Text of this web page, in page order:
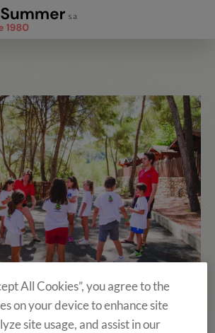
All Cookies”, you agree to the
on your device to enhance site
site usage, and assist in our